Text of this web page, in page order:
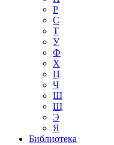
Р
С
Т
У
Ф
Х
Ц
Ч
Ш
Щ
Э
Я
Библиотека